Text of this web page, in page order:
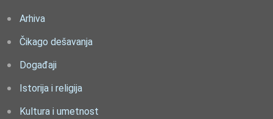
Arhiva
Čikago dešavanja
Događaji
Istorija i religija
Kultura i umetnost